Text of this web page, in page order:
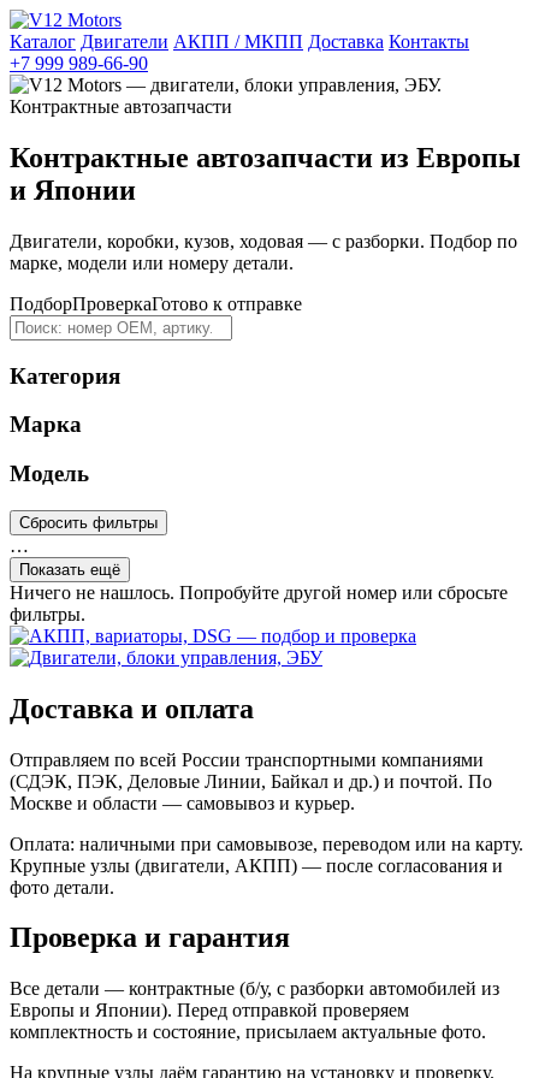
Каталог Двигатели АКПП / МКПП Доставка Контакты
+7 999 989-66-90
Контрактные автозапчасти из Европы
и Японии
Двигатели, коробки, кузов, ходовая — с разборки. Подбор по
марке, модели или номеру детали.
ПодборПроверкаГотово к отправке
Категория
Марка
Модель
Сбросить фильтры
…
Показать ещё
Ничего не нашлось. Попробуйте другой номер или сбросьте
фильтры.
Доставка и оплата
Отправляем по всей России транспортными компаниями
(СДЭК, ПЭК, Деловые Линии, Байкал и др.) и почтой. По
Москве и области — самовывоз и курьер.
Оплата: наличными при самовывозе, переводом или на карту.
Крупные узлы (двигатели, АКПП) — после согласования и
фото детали.
Проверка и гарантия
Все детали — контрактные (б/у, с разборки автомобилей из
Европы и Японии). Перед отправкой проверяем
комплектность и состояние, присылаем актуальные фото.
На крупные узлы даём гарантию на установку и проверку.